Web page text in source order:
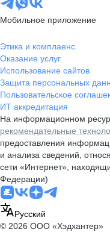
Мобильное приложение
Этика и комплаенс
Оказание услуг
Использование сайтов
Защита персональных
Пользовательское
ИТ аккредитация
На информационном
рекомендательные
предоставления
и анализа сведений,
сети «Интернет»,
Федерации)
Русский
© 2026 ООО «Хэдхантер»